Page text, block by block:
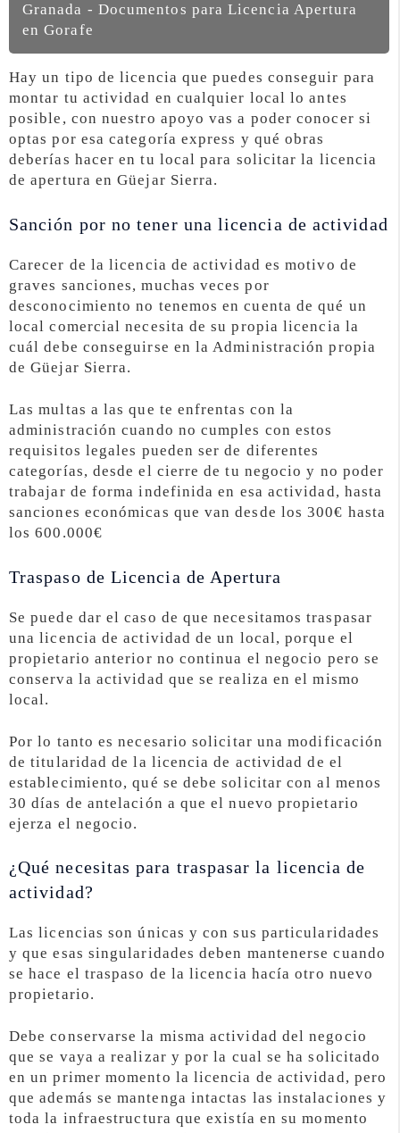
Granada - Documentos para Licencia Apertura
en Gorafe
Hay un tipo de licencia que puedes conseguir para
montar tu actividad en cualquier local lo antes
posible, con nuestro apoyo vas a poder conocer si
optas por esa categoría express y qué obras
deberías hacer en tu local para solicitar la licencia
de apertura en Güejar Sierra.
Sanción por no tener una licencia de actividad
Carecer de la licencia de actividad es motivo de
graves sanciones, muchas veces por
desconocimiento no tenemos en cuenta de qué un
local comercial necesita de su propia licencia la
cuál debe conseguirse en la Administración propia
de Güejar Sierra.
Las multas a las que te enfrentas con la
administración cuando no cumples con estos
requisitos legales pueden ser de diferentes
categorías, desde el cierre de tu negocio y no poder
trabajar de forma indefinida en esa actividad, hasta
sanciones económicas que van desde los 300€ hasta
los 600.000€
Traspaso de Licencia de Apertura
Se puede dar el caso de que necesitamos traspasar
una licencia de actividad de un local, porque el
propietario anterior no continua el negocio pero se
conserva la actividad que se realiza en el mismo
local.
Por lo tanto es necesario solicitar una modificación
de titularidad de la licencia de actividad de el
establecimiento, qué se debe solicitar con al menos
30 días de antelación a que el nuevo propietario
ejerza el negocio.
¿Qué necesitas para traspasar la licencia de
actividad?
Las licencias son únicas y con sus particularidades
y que esas singularidades deben mantenerse cuando
se hace el traspaso de la licencia hacía otro nuevo
propietario.
Debe conservarse la misma actividad del negocio
que se vaya a realizar y por la cual se ha solicitado
en un primer momento la licencia de actividad, pero
que además se mantenga intactas las instalaciones y
toda la infraestructura que existía en su momento